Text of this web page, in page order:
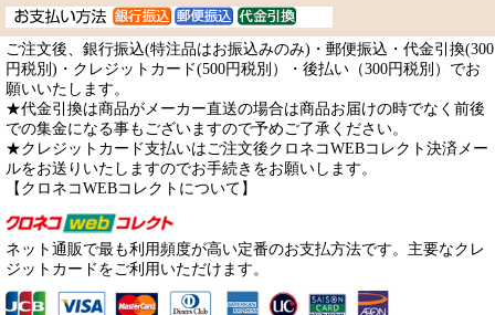
ご注文後、銀行振込(特注品はお振込みのみ)・郵便振込・代金引換(300
円税別)・クレジットカード(500円税別）・後払い（300円税別）でお
願いいたします。
★代金引換は商品がメーカー直送の場合は商品お届けの時でなく前後
での集金になる事もございますので予めご了承ください。
★クレジットカード支払いはご注文後クロネコWEBコレクト決済メー
ルをお送りいたしますのでお手続きをお願いします。
【クロネコWEBコレクトについて】
ネット通販で最も利用頻度が高い定番のお支払方法です。主要なクレ
ジットカードをご利用いただけます。